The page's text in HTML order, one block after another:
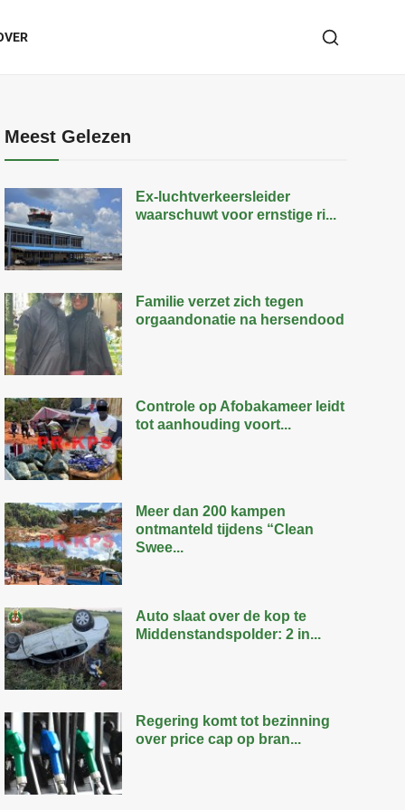
Meest Gelezen
Ex-luchtverkeersleider
waarschuwt voor ernstige ri...
Familie verzet zich tegen
orgaandonatie na hersendood
Controle op Afobakameer leidt
tot aanhouding voort...
Meer dan 200 kampen
ontmanteld tijdens “Clean
Swee...
Auto slaat over de kop te
Middenstandspolder: 2 in...
Regering komt tot bezinning
over price cap op bran...